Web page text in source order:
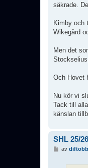
säkrade.
Kimby och
Wikegård
Men det
Och Hovet
Nu kör vi
Tack till
känslan
SHL 25/
av